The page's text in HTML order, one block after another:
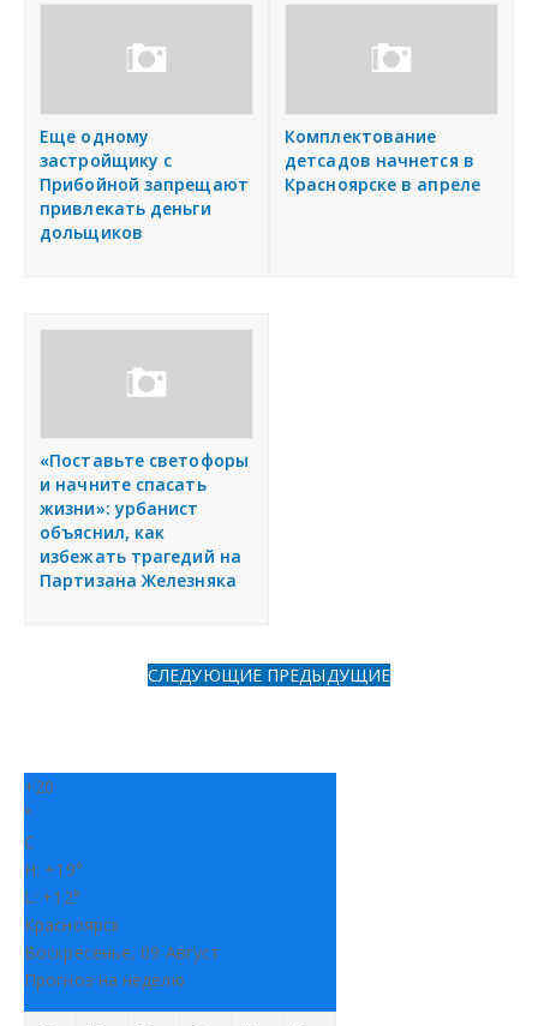
Еще одному
застройщику с
Прибойной запрещают
привлекать деньги
дольщиков
Комплектование
детсадов начнется в
Красноярске в апреле
«Поставьте светофоры
и начните спасать
жизни»: урбанист
объяснил, как
избежать трагедий на
Партизана Железняка
СЛЕДУЮЩИЕ ПРЕДЫДУЩИЕ
+20
°
C
H: +19°
L: +12°
Красноярск
Воскресенье, 09 Август
Прогноз на неделю